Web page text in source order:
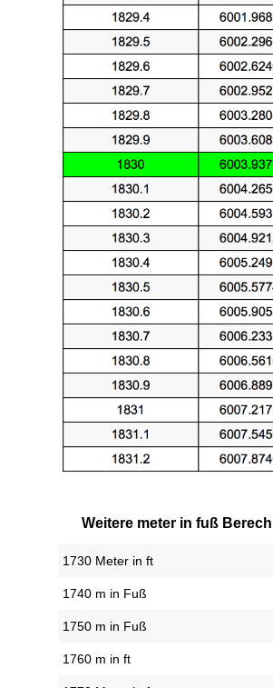
Weitere meter in fuß
1730 Meter in ft
1740 m in Fuß
1750 m in Fuß
1760 m in ft